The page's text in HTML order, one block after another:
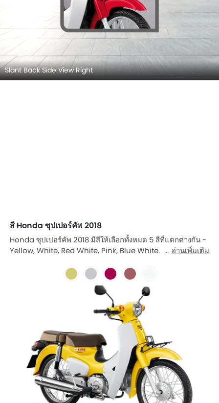
Slant Back Side View Right
สี Honda ซุปเปอร์คัพ 2018
Honda ซุปเปอร์คัพ 2018 มีสีให้เลือกทั้งหมด 5 สีที่แตกต่างกัน -
Yellow, White, Red White, Pink, Blue White.
อ่านเพิ่มเติม